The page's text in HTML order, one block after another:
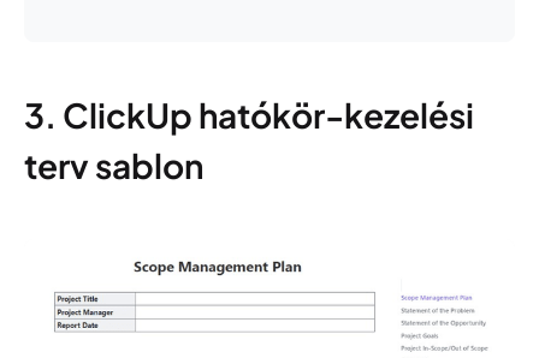
3. ClickUp hatókör-kezelési
terv sablon